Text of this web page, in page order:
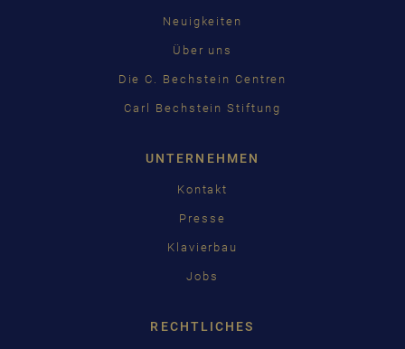
Neuigkeiten
Über uns
Die C. Bechstein Centren
Carl Bechstein Stiftung
UNTERNEHMEN
Kontakt
Presse
Klavierbau
Jobs
RECHTLICHES